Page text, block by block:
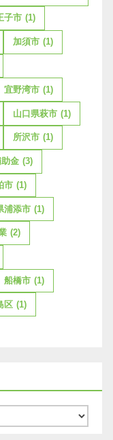
子市 (1)
加須市 (1)
宜野湾市 (1)
山口県萩市 (1)
所沢市 (1)
金 (3)
市 (1)
浦添市 (1)
(2)
船橋市 (1)
区 (1)